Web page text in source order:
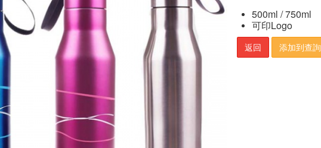
500ml / 750ml
可印Logo
返回 添加到查詢